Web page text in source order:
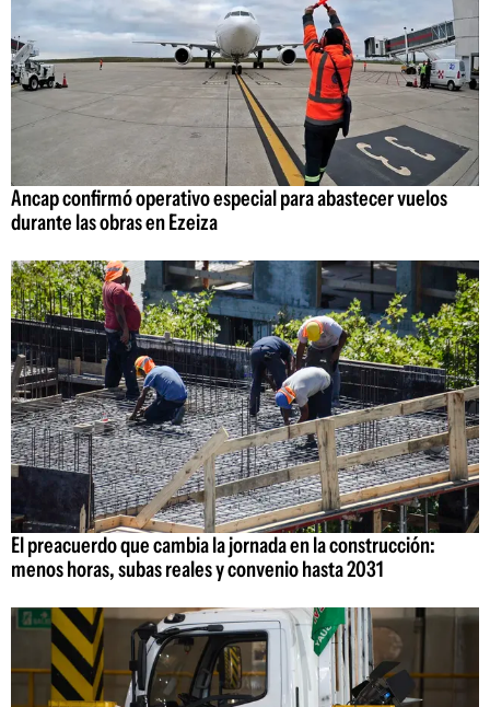
Ancap confirmó operativo especial para abastecer vuelos
durante las obras en Ezeiza
El preacuerdo que cambia la jornada en la construcción:
menos horas, subas reales y convenio hasta 2031